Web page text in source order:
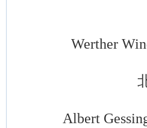
建
Werther
北
Albert